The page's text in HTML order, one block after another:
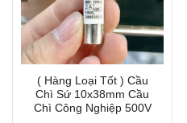
( Hàng Loại Tốt ) Cầu
Chì Sứ 10x38mm Cầu
Chì Công Nghiệp 500V